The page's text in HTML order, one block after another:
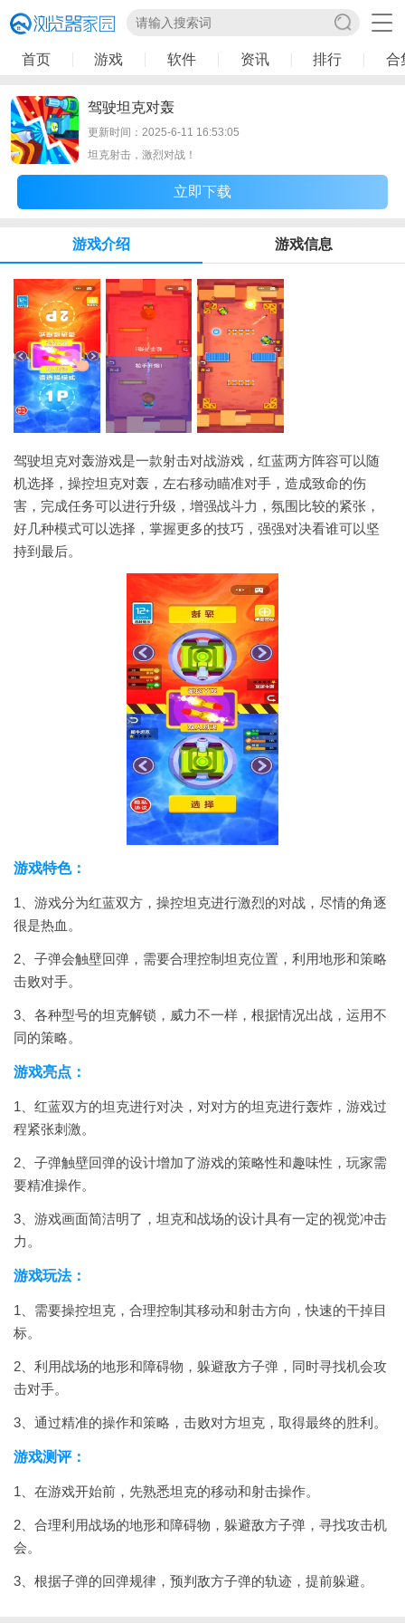
首页 游戏 软件 资讯 排行 合
驾驶坦克对轰
更新时间：2025-6-11 16:53:05
坦克射击，激烈对战！
立即下载
游戏介绍 游戏信息
驾驶坦克对轰游戏是一款射击对战游戏，红蓝两方阵容可以随
机选择，操控坦克对轰，左右移动瞄准对手，造成致命的伤
害，完成任务可以进行升级，增强战斗力，氛围比较的紧张，
好几种模式可以选择，掌握更多的技巧，强强对决看谁可以坚
持到最后。
游戏特色：
1、游戏分为红蓝双方，操控坦克进行激烈的对战，尽情的角逐
很是热血。
2、子弹会触壁回弹，需要合理控制坦克位置，利用地形和策略
击败对手。
3、各种型号的坦克解锁，威力不一样，根据情况出战，运用不
同的策略。
游戏亮点：
1、红蓝双方的坦克进行对决，对对方的坦克进行轰炸，游戏过
程紧张刺激。
2、子弹触壁回弹的设计增加了游戏的策略性和趣味性，玩家需
要精准操作。
3、游戏画面简洁明了，坦克和战场的设计具有一定的视觉冲击
力。
游戏玩法：
1、需要操控坦克，合理控制其移动和射击方向，快速的干掉目
标。
2、利用战场的地形和障碍物，躲避敌方子弹，同时寻找机会攻
击对手。
3、通过精准的操作和策略，击败对方坦克，取得最终的胜利。
游戏测评：
1、在游戏开始前，先熟悉坦克的移动和射击操作。
2、合理利用战场的地形和障碍物，躲避敌方子弹，寻找攻击机
会。
3、根据子弹的回弹规律，预判敌方子弹的轨迹，提前躲避。